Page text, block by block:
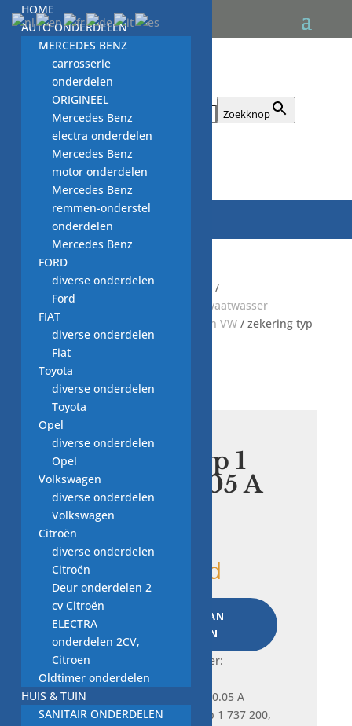
Zoek naar: Zoekknop
Start/Default Category
/
VAATWASMACHINE
GEBRUIKTE vaatwasser
onderdelen
diversen onderdelen VW/ zekering typ
1 737 200, 0.05 A
zekering typ 1
737 200, 0.05 A
€ 5,00
1 op voorraad
zekering
typ
0.05
A
TOEVOEGEN AAN
WINKELWAGEN
Frequently bought together:
Je bekijkt nu:zekering typ 1 737 200,
HOME
AUTO ONDERDELEN
MERCEDES BENZ
carrosserie
onderdelen
ORIGINEEL
Mercedes Benz
electra onderdelen
Mercedes Benz
motor onderdelen
Mercedes Benz
remmen-onderstel
onderdelen
Mercedes Benz
FORD
diverse onderdelen
Ford
FIAT
diverse onderdelen
Fiat
Toyota
diverse onderdelen
Toyota
Opel
diverse onderdelen
Opel
Volkswagen
diverse onderdelen
Volkswagen
Citroën
diverse onderdelen
Citroën
Deur onderdelen 2
cv Citroën
ELECTRA
onderdelen 2CV,
Citroen
Oldtimer onderdelen
HUIS & TUIN
SANITAIR ONDERDELEN